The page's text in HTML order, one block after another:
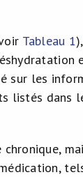
Tableau 1
sur les
listés dans